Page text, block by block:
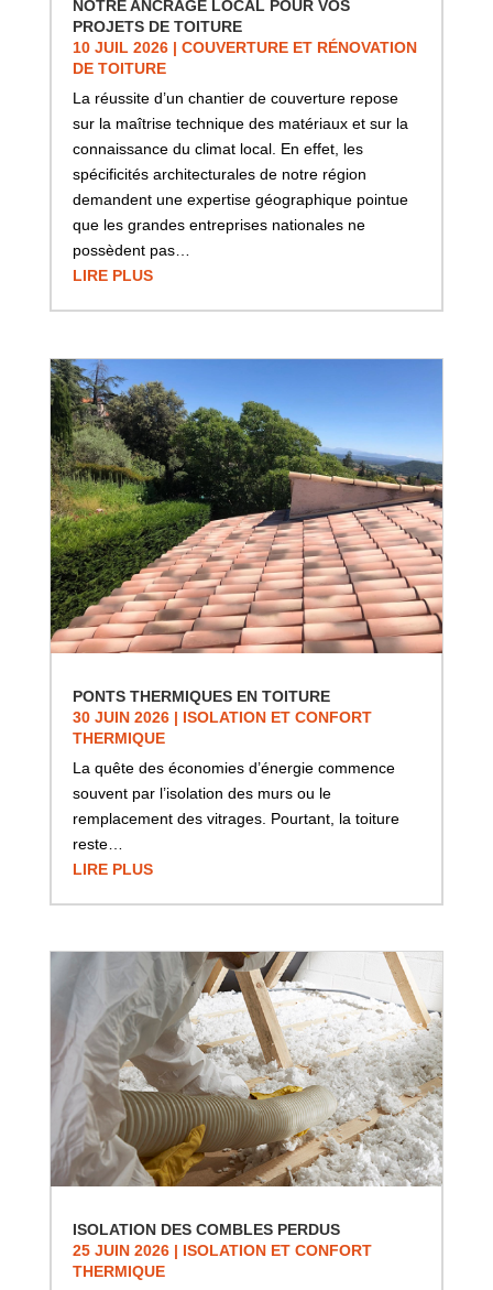
NOTRE ANCRAGE LOCAL POUR VOS
PROJETS DE TOITURE
10 JUIL 2026| COUVERTURE ET RÉNOVATION
DE TOITURE
La réussite d’un chantier de couverture repose
sur la maîtrise technique des matériaux et sur la
connaissance du climat local. En effet, les
spécificités architecturales de notre région
demandent une expertise géographique pointue
que les grandes entreprises nationales ne
possèdent pas…
LIRE PLUS
PONTS THERMIQUES EN TOITURE
30 JUIN 2026| ISOLATION ET CONFORT
THERMIQUE
La quête des économies d’énergie commence
souvent par l’isolation des murs ou le
remplacement des vitrages. Pourtant, la toiture
reste…
LIRE PLUS
ISOLATION DES COMBLES PERDUS
25 JUIN 2026| ISOLATION ET CONFORT
THERMIQUE